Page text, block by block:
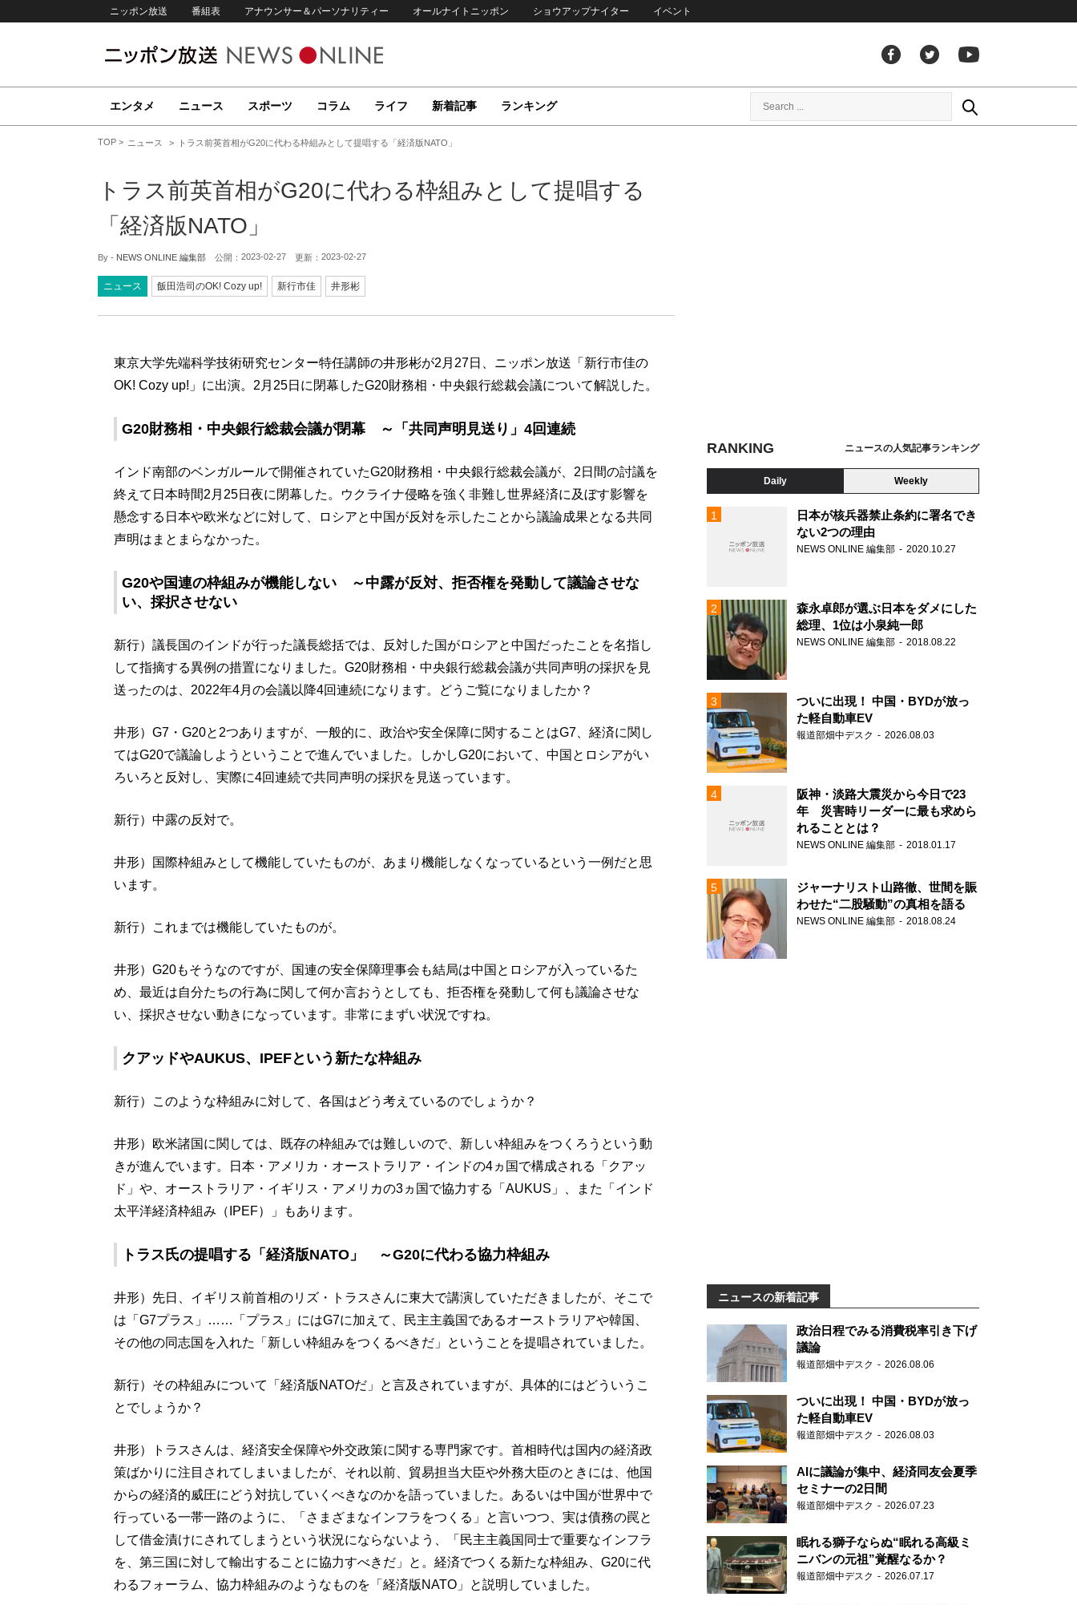
ニッポン放送 番組表 アナウンサー＆パーソナリティー オールナイトニッポン ショウアップナイター イベント
エンタメ ニュース スポーツ コラム ライフ 新着記事 ランキング
TOP ニュース トラス前英首相がG20に代わる枠組みとして提唱する「経済版NATO」
トラス前英首相がG20に代わる枠組みとして提唱する
「経済版NATO」
By - NEWS ONLINE 編集部 公開： 2023-02-27 更新： 2023-02-27
ニュース 飯田浩司のOK! Cozy up! 新行市佳 井形彬
東京大学先端科学技術研究センター特任講師の井形彬が2月27日、ニッポン放送「新行市佳の
OK! Cozy up!」に出演。2月25日に閉幕したG20財務相・中央銀行総裁会議について解説した。
G20財務相・中央銀行総裁会議が閉幕 ～「共同声明見送り」4回連続
インド南部のベンガルールで開催されていたG20財務相・中央銀行総裁会議が、2日間の討議を
終えて日本時間2月25日夜に閉幕した。ウクライナ侵略を強く非難し世界経済に及ぼす影響を
懸念する日本や欧米などに対して、ロシアと中国が反対を示したことから議論成果となる共同
声明はまとまらなかった。
G20や国連の枠組みが機能しない ～中露が反対、拒否権を発動して議論させな
い、採択させない
新行）議長国のインドが行った議長総括では、反対した国がロシアと中国だったことを名指し
して指摘する異例の措置になりました。G20財務相・中央銀行総裁会議が共同声明の採択を見
送ったのは、2022年4月の会議以降4回連続になります。どうご覧になりましたか？
井形）G7・G20と2つありますが、一般的に、政治や安全保障に関することはG7、経済に関し
てはG20で議論しようということで進んでいました。しかしG20において、中国とロシアがい
ろいろと反対し、実際に4回連続で共同声明の採択を見送っています。
新行）中露の反対で。
井形）国際枠組みとして機能していたものが、あまり機能しなくなっているという一例だと思
います。
新行）これまでは機能していたものが。
井形）G20もそうなのですが、国連の安全保障理事会も結局は中国とロシアが入っているた
め、最近は自分たちの行為に関して何か言おうとしても、拒否権を発動して何も議論させな
い、採択させない動きになっています。非常にまずい状況ですね。
クアッドやAUKUS、IPEFという新たな枠組み
新行）このような枠組みに対して、各国はどう考えているのでしょうか？
井形）欧米諸国に関しては、既存の枠組みでは難しいので、新しい枠組みをつくろうという動
きが進んでいます。日本・アメリカ・オーストラリア・インドの4ヵ国で構成される「クアッ
ド」や、オーストラリア・イギリス・アメリカの3ヵ国で協力する「AUKUS」、また「インド
太平洋経済枠組み（IPEF）」もあります。
トラス氏の提唱する「経済版NATO」 ～G20に代わる協力枠組み
井形）先日、イギリス前首相のリズ・トラスさんに東大で講演していただきましたが、そこで
は「G7プラス」……「プラス」にはG7に加えて、民主主義国であるオーストラリアや韓国、
その他の同志国を入れた「新しい枠組みをつくるべきだ」ということを提唱されていました。
新行）その枠組みについて「経済版NATOだ」と言及されていますが、具体的にはどういうこ
とでしょうか？
井形）トラスさんは、経済安全保障や外交政策に関する専門家です。首相時代は国内の経済政
策ばかりに注目されてしまいましたが、それ以前、貿易担当大臣や外務大臣のときには、他国
からの経済的威圧にどう対抗していくべきなのかを語っていました。あるいは中国が世界中で
行っている一帯一路のように、「さまざまなインフラをつくる」と言いつつ、実は債務の罠と
して借金漬けにされてしまうという状況にならないよう、「民主主義国同士で重要なインフラ
を、第三国に対して輸出することに協力すべきだ」と。経済でつくる新たな枠組み、G20に代
わるフォーラム、協力枠組みのようなものを「経済版NATO」と説明していました。
RANKING ニュースの人気記事ランキング
Daily Weekly
日本が核兵器禁止条約に署名でき
ない2つの理由
NEWS ONLINE 編集部 2020.10.27
森永卓郎が選ぶ日本をダメにした
総理、1位は小泉純一郎
NEWS ONLINE 編集部 2018.08.22
ついに出現！ 中国・BYDが放っ
た軽自動車EV
報道部畑中デスク 2026.08.03
阪神・淡路大震災から今日で23
年 災害時リーダーに最も求めら
れることとは？
NEWS ONLINE 編集部 2018.01.17
ジャーナリスト山路徹、世間を賑
わせた“二股騒動”の真相を語る
NEWS ONLINE 編集部 2018.08.24
ニュースの新着記事
政治日程でみる消費税率引き下げ
議論
報道部畑中デスク 2026.08.06
ついに出現！ 中国・BYDが放っ
た軽自動車EV
報道部畑中デスク 2026.08.03
AIに議論が集中、経済同友会夏季
セミナーの2日間
報道部畑中デスク 2026.07.23
眠れる獅子ならぬ“眠れる高級ミ
ニバンの元祖”覚醒なるか？
報道部畑中デスク 2026.07.17